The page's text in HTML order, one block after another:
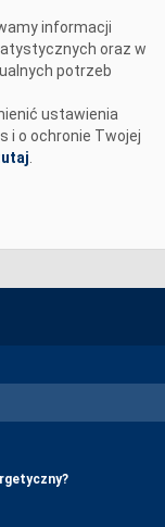
informacji
oraz w
potrzeb
ustawienia
i o ochronie Twojej